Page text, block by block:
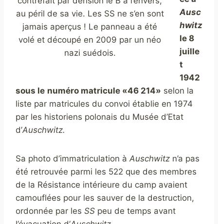
au péril de sa vie. Les SS ne s’en sont
jamais aperçus ! Le panneau a été
volé et découpé en 2009 par un néo
nazi suédois.
Ausc
hwitz
le 8
juille
t
1942
sous le numéro matricule «46 214» selon la
liste par matricules du convoi établie en 1974
par les historiens polonais du Musée d’Etat
d’Auschwitz.
Sa photo d’immatriculation à Auschwitz n’a pas
été retrouvée parmi les 522 que des membres
de la Résistance intérieure du camp avaient
camouflées pour les sauver de la destruction,
ordonnée par les SS peu de temps avant